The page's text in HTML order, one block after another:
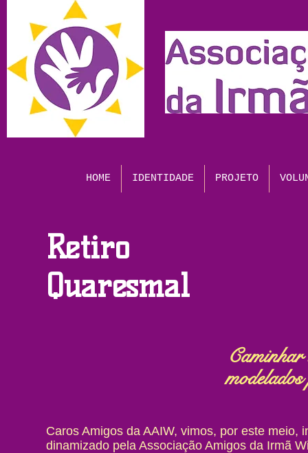
Retiro
Quaresmal
Caros Amigos da AAIW, vimos, por este
dinamizado pela Associação Amigos da Irmã
HOME IDENTIDADE PROJETO